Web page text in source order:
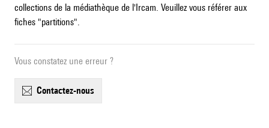
collections de la médiathèque de l'Ircam. Veuillez vous référer aux
fiches "partitions".
Vous constatez une erreur ?
contactez-nous